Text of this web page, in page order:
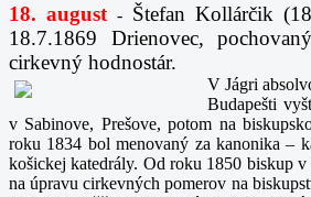
18. august -
Štefan Kollárčik
18.7.1869 Drienovec,
cirkevný hodnostár.
V Jágri
Budapešti
v Sabinove, Prešove, potom na
roku 1834 bol menovaný za kanonika –
košickej katedrály. Od roku 1850 biskup v
na úpravu cirkevných pomerov na